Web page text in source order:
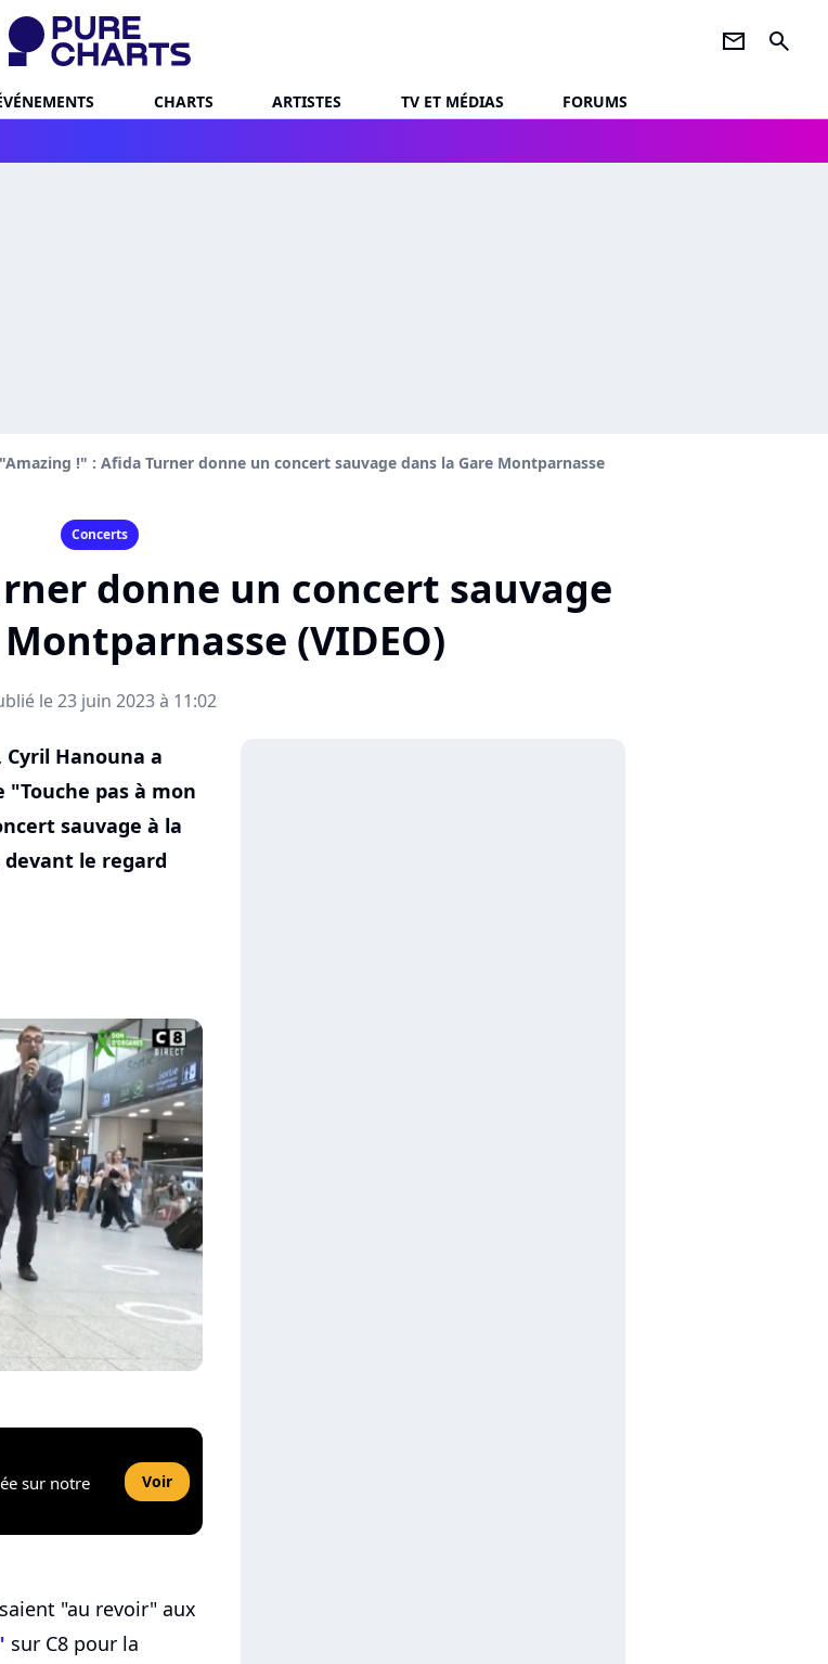
newsletter search
CHARTS ARTISTES TV ET MÉDIAS
FORUMS
"Amazing !" : Afida Turner donne un concert sauvage dans la Gare Montparnasse
Concerts
donne un concert sauvage
(VIDEO)
le 23 juin 2023 à 11:02
Hanouna a
pas à mon
sauvage à la
le regard
sur notre
Voir
"au revoir" aux
sur C8 pour la